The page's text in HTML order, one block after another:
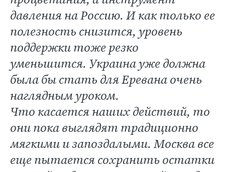
давления на Россию. И как только ее
полезность снизится, уровень
поддержки тоже резко
уменьшится. Украина уже должна
была бы стать для Еревана очень
наглядным уроком.
Что касается наших действий, то
они пока выглядят традиционно
мягкими и запоздалыми. Москва все
еще пытается сохранить остатки